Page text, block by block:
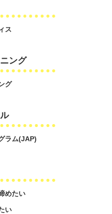
ス
ニング
グ
ラム(JAP)
めたい
い